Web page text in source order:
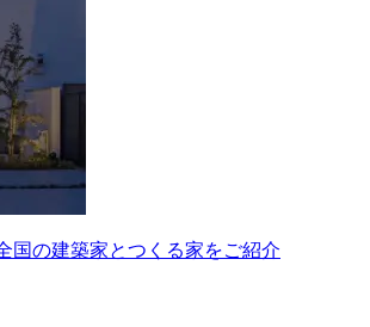
国の建築家とつくる家をご紹介